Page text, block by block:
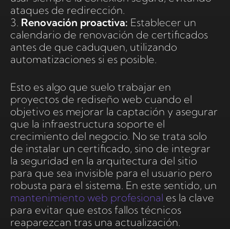
ataques de redirección.
3. Renovación proactiva: Establecer un
calendario de renovación de certificados
antes de que caduquen, utilizando
automatizaciones si es posible.
Esto es algo que suelo trabajar en
proyectos de rediseño web cuando el
objetivo es mejorar la captación y asegurar
que la infraestructura soporte el
crecimiento del negocio. No se trata solo
de instalar un certificado, sino de integrar
la seguridad en la arquitectura del sitio
para que sea invisible para el usuario pero
robusta para el sistema. En este sentido, un
mantenimiento web profesional es la clave
para evitar que estos fallos técnicos
reaparezcan tras una actualización.